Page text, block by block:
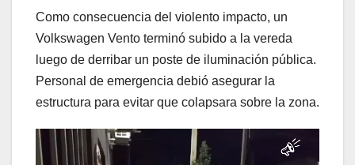
Como consecuencia del violento impacto, un
Volkswagen Vento terminó subido a la vereda
luego de derribar un poste de iluminación pública.
Personal de emergencia debió asegurar la
estructura para evitar que colapsara sobre la zona.